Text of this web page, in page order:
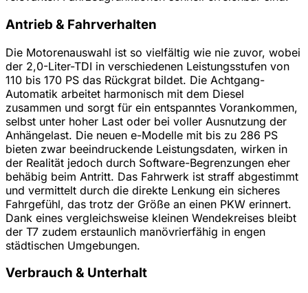
Antrieb & Fahrverhalten
Die Motorenauswahl ist so vielfältig wie nie zuvor, wobei
der 2,0-Liter-TDI in verschiedenen Leistungsstufen von
110 bis 170 PS das Rückgrat bildet. Die Achtgang-
Automatik arbeitet harmonisch mit dem Diesel
zusammen und sorgt für ein entspanntes Vorankommen,
selbst unter hoher Last oder bei voller Ausnutzung der
Anhängelast. Die neuen e-Modelle mit bis zu 286 PS
bieten zwar beeindruckende Leistungsdaten, wirken in
der Realität jedoch durch Software-Begrenzungen eher
behäbig beim Antritt. Das Fahrwerk ist straff abgestimmt
und vermittelt durch die direkte Lenkung ein sicheres
Fahrgefühl, das trotz der Größe an einen PKW erinnert.
Dank eines vergleichsweise kleinen Wendekreises bleibt
der T7 zudem erstaunlich manövrierfähig in engen
städtischen Umgebungen.
Verbrauch & Unterhalt